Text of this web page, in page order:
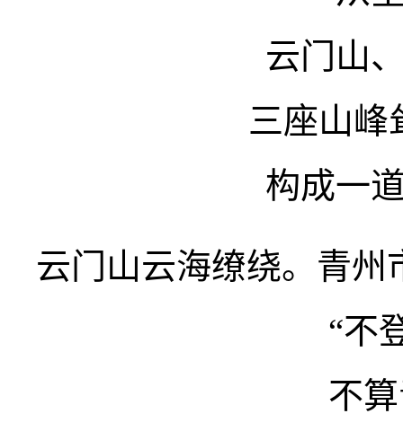
云门山
三座山峰
构成一
云门山云海缭绕。青州
“不
不